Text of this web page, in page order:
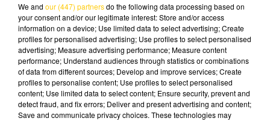
1er mai 2025 - 5 min 8 sec
L'INFO DU PUY-DE-DÔME DU 01/05/25
We and our (447) partnersdo the following data processing based on
your consent and/or our legitimate interest: Store and/or access
information on a device; Use limited data to select advertising; Create
profiles for personalised advertising; Use profiles to select personalised
advertising; Measure advertising performance; Measure content
performance; Understand audiences through statistics or combinations
of data from different sources; Develop and improve services; Create
profiles to personalise content; Use profiles to select personalised
content; Use limited data to select content; Ensure security, prevent and
detect fraud, and fix errors; Deliver and present advertising and content;
Save and communicate privacy choices. These technologies may